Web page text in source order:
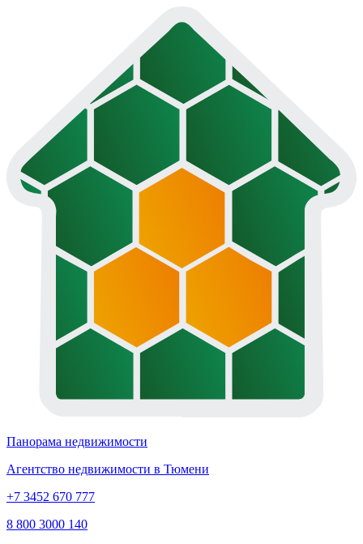
Панорама недвижимости
Агентство недвижимости в Тюмени
+7 3452 670 777
8 800 3000 140